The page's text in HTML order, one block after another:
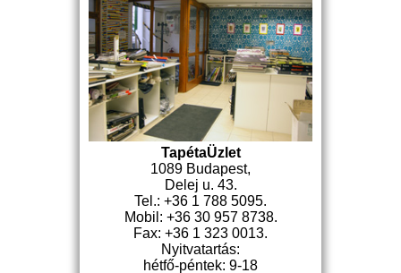
TapétaÜzlet
1089 Budapest,
Delej u. 43.
Tel.: +36 1 788 5095.
Mobil: +36 30 957 8738.
Fax: +36 1 323 0013.
Nyitvatartás:
hétfő-péntek: 9-18